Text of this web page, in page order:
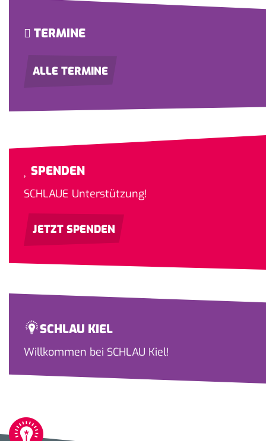
TERMINE
ALLE TERMINE
SPENDEN
SCHLAUE Unterstützung!
JETZT SPENDEN
SCHLAU KIEL
Willkommen bei SCHLAU Kiel!